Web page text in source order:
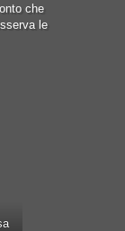
che
le